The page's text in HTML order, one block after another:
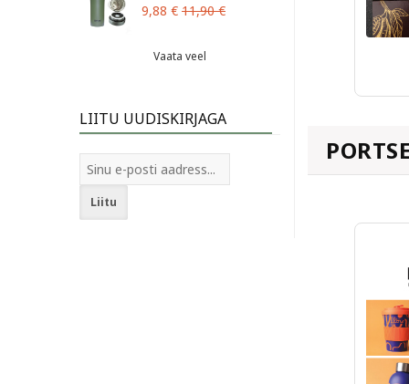
9,88 € 11,90 €
Vaata veel
LIITU UUDISKIRJAGA
Liitu